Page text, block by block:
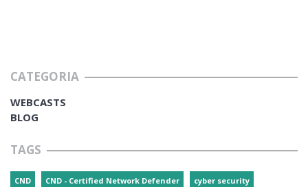
CATEGORIA
WEBCASTS
BLOG
TAGS
CND CND - Certified Network Defender cyber security